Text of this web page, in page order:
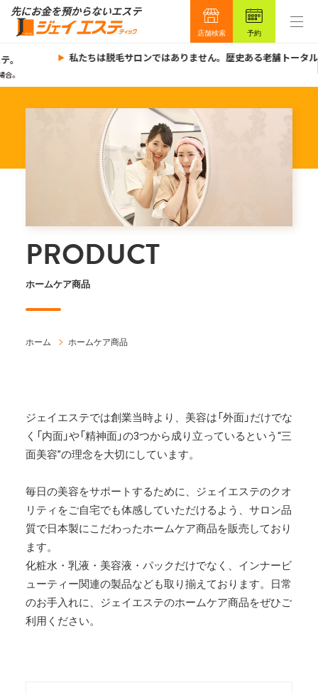
店舗検索 予約
。
私たちは脱毛サロンではありません。歴史ある老舗トータル
PRODUCT
ホームケア商品
ホーム ホームケア商品
ジェイエステでは創業当時より、美容は「外面」だけでな
く「内面」や「精神面」の3つから成り立っているという“三
面美容”の理念を大切にしています。
毎日の美容をサポートするために、ジェイエステのクオ
リティをご自宅でも体感していただけるよう、サロン品
質で日本製にこだわったホームケア商品を販売しており
ます。
化粧水・乳液・美容液・パックだけでなく、インナービ
ューティー関連の製品なども取り揃えております。日常
のお手入れに、ジェイエステのホームケア商品をぜひご
利用ください。